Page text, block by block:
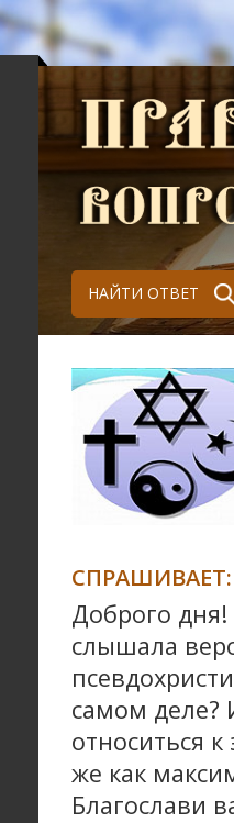
НАЙТИ ОТВЕТ
СПРАШИВАЕТ:
Доброго
слышала
самом деле?
относиться
же как
Благослави